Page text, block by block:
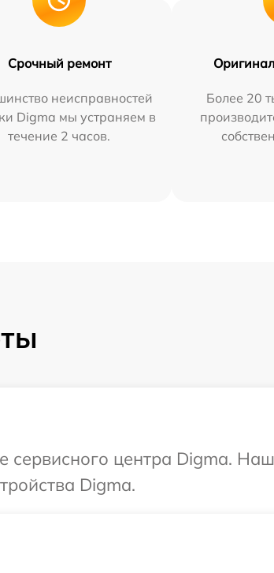
Срочный ремонт
неисправностей
Digma мы устраняем в
течение 2 часов.
Более 20
сервисного центра Digma.
Digma.